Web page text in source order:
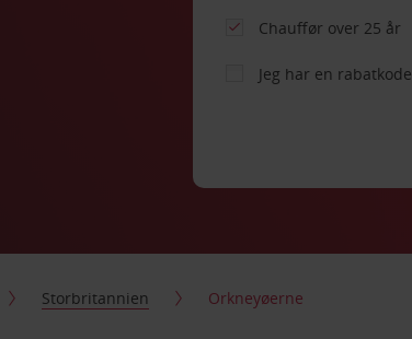
Chauffør over 25 år
Jeg har en rabatkode
Storbritannien Orkneyøerne